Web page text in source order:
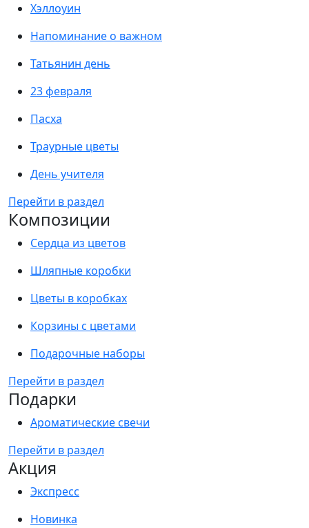
Хэллоуин
Напоминание о важном
Татьянин день
23 февраля
Пасха
Траурные цветы
День учителя
Перейти в раздел
Композиции
Сердца из цветов
Шляпные коробки
Цветы в коробках
Корзины с цветами
Подарочные наборы
Перейти в раздел
Подарки
Ароматические свечи
Перейти в раздел
Акция
Экспресс
Новинка